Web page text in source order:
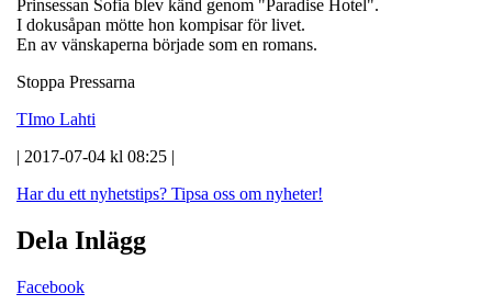
Prinsessan Sofia blev känd genom "Paradise Hotel".
I dokusåpan mötte hon kompisar för livet.
En av vänskaperna började som en romans.
Stoppa Pressarna
TImo Lahti
| 2017-07-04 kl 08:25 |
Har du ett nyhetstips? Tipsa oss om nyheter!
Dela Inlägg
Facebook